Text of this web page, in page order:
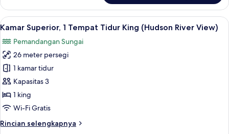
Kamar,
Tempat
Double,
pemandangan
kota
(Social)
Lihat
semua
foto
untuk
Kamar
Superior,
1
Tempat
King
Seprai antialergi, brankas, meja
8
Kamar Superior, 1 Tempat Tidur King (Hudson River View)
Pemandangan Sungai
26 meter persegi
1 kamar tidur
Kapasitas 3
1 king
Wi-Fi Gratis
Rincian selengkapnya
Rincian